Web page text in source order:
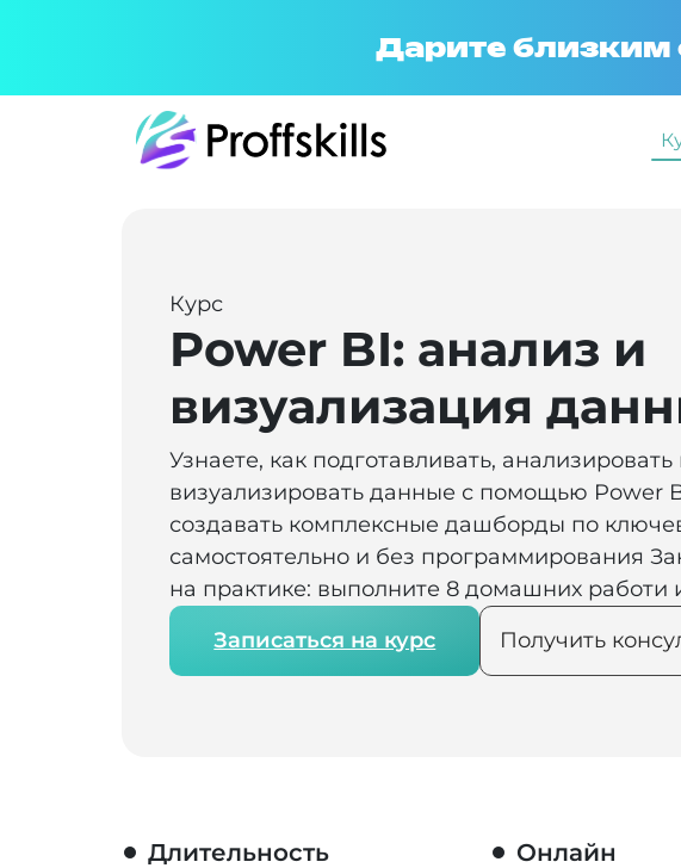
Дарите близким
Курс
Power BI: анализ и
визуализация
Узнаете, как подготавливать, анализировать
визуализировать данные с помощью Power
создавать комплексные дашборды по
самостоятельно и без программирования
на практике: выполните 8 домашних работи
Записаться на курс
Получить
Длительность Онлайн